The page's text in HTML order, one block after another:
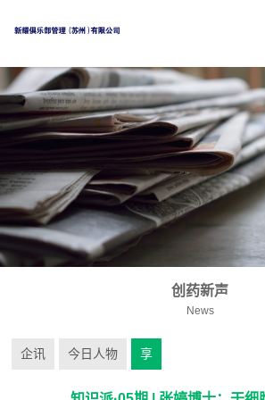
创药新声
News
企讯 今日人物 享